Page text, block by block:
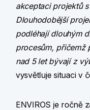
akceptaci projektů
Dlouhodobější
podléhají dlouhým
procesům, přičemž
nad 5 let bývají z
vysvětluje situaci v
ENVIROS je ročně